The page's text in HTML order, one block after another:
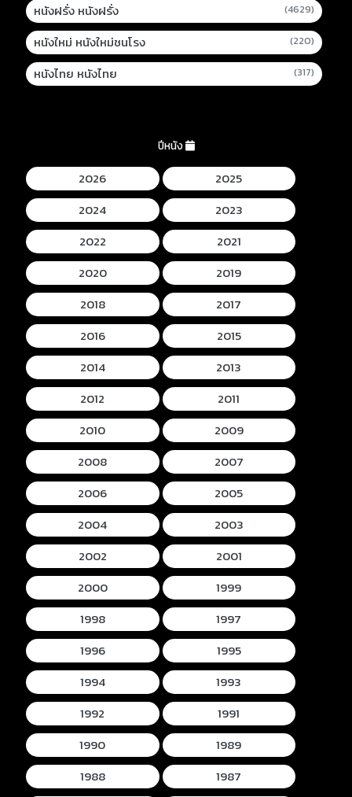
หนังฝรั่ง หนังฝรั่ง (4629)
หนังใหม่ หนังใหม่ชนโรง (220)
หนังไทย หนังไทย (317)
ปีหนัง
2026
2025
2024
2023
2022
2021
2020
2019
2018
2017
2016
2015
2014
2013
2012
2011
2010
2009
2008
2007
2006
2005
2004
2003
2002
2001
2000
1999
1998
1997
1996
1995
1994
1993
1992
1991
1990
1989
1988
1987